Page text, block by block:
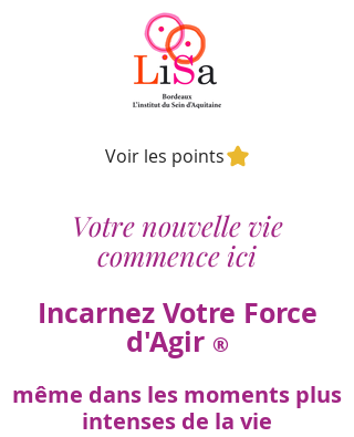
Voir les points
Votre nouvelle vie
commence ici
Incarnez Votre Force
d'Agir ®
même dans les moments plus
intenses de la vie